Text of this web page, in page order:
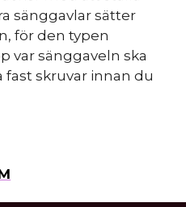
sänggavlar sätter
för den typen
var sänggaveln ska
fast skruvar innan du